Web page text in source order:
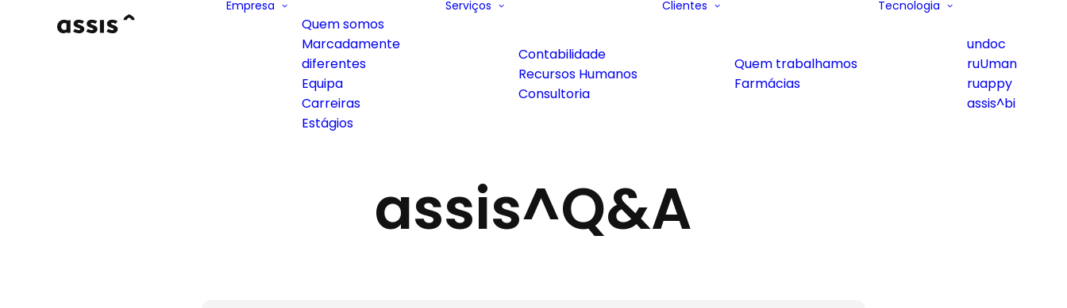
Empresa
Quem somos
Marcadamente
diferentes
Equipa
Carreiras
Estágios
Serviços
Contabilidade
Recursos Humanos
Consultoria
Clientes
Quem trabalhamos
Farmácias
Tecnologia
undoc
ruUman
ruappy
assis^bi
assis^Q&A